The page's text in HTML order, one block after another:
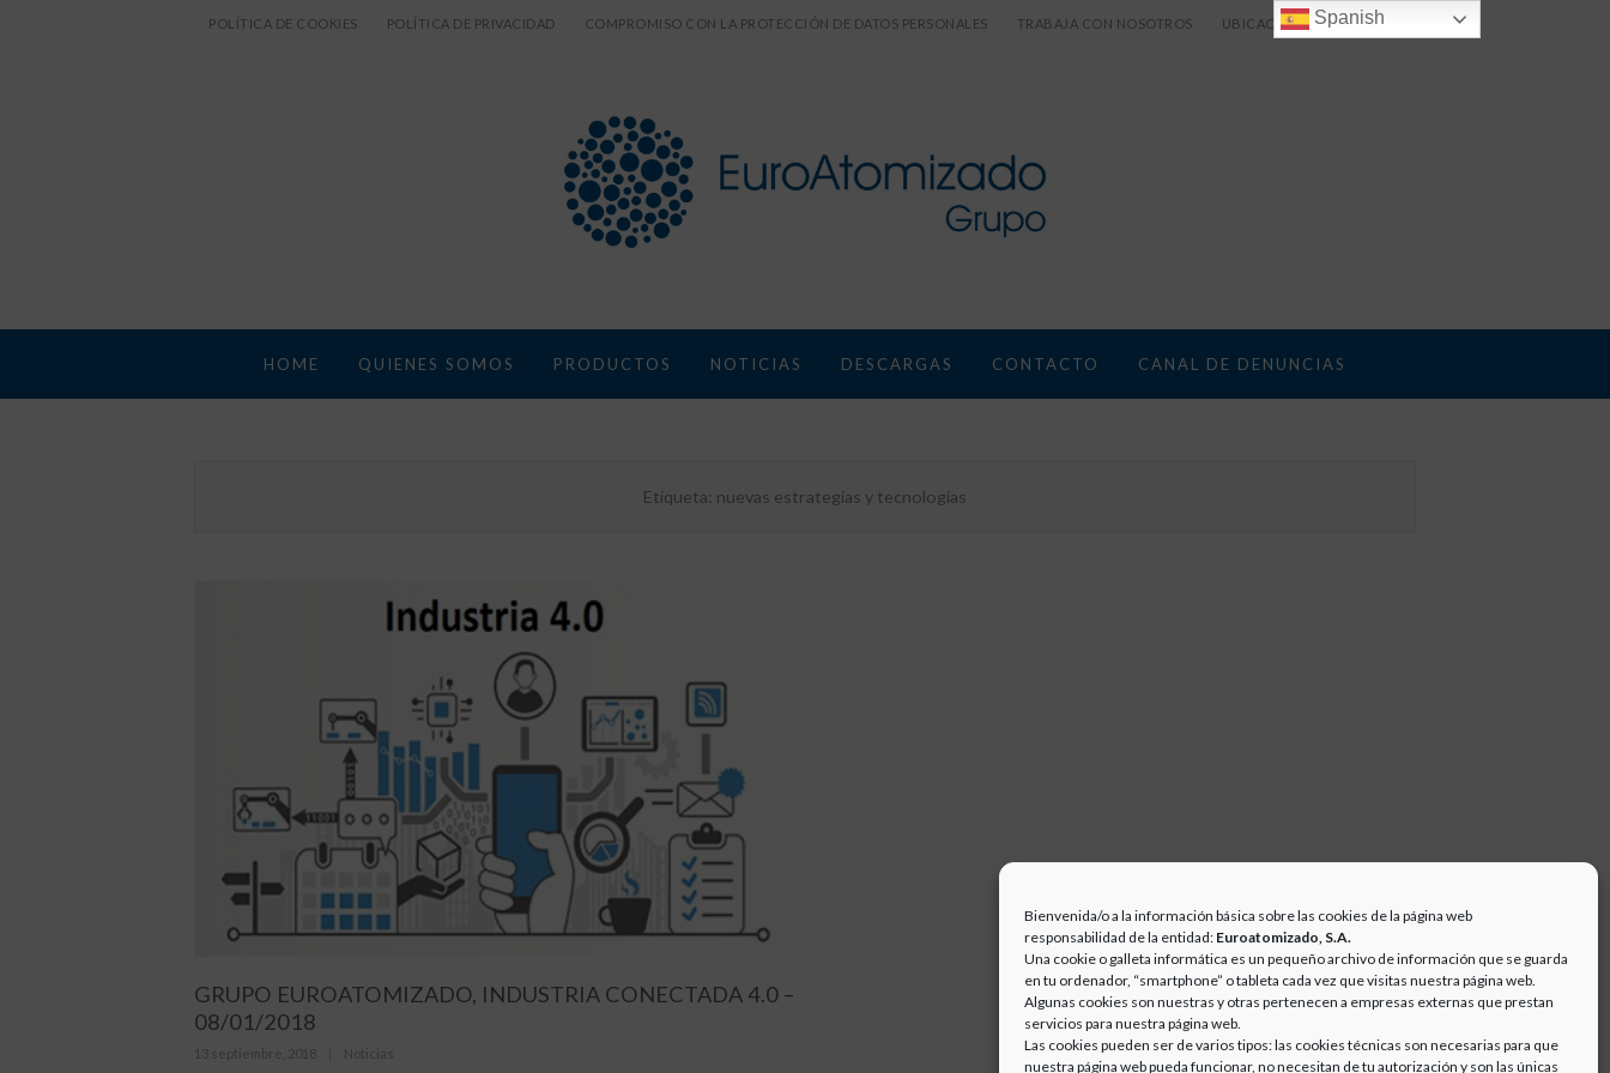
Bienvenida/o a la información básica sobre las cookies de la página web
responsabilidad de la entidad: Euroatomizado, S.A.
Una cookie o galleta informática es un pequeño archivo de información que se guarda
en tu ordenador, “smartphone” o tableta cada vez que visitas nuestra página web.
Algunas cookies son nuestras y otras pertenecen a empresas externas que prestan
servicios para nuestra página web.
Las cookies pueden ser de varios tipos: las cookies técnicas son necesarias para que
nuestra página web pueda funcionar, no necesitan de tu autorización y son las únicas
POLÍTICA DE COOKIES POLÍTICA DE PRIVACIDAD COMPROMISO CON LA PROTECCIÓN DE DATOS PERSONALES TRABAJA CON NOSOTROS UBICACIÓN
HOME QUIENES SOMOS PRODUCTOS NOTICIAS DESCARGAS CONTACTO CANAL DE DENUNCIAS
Etiqueta: nuevas estrategias y tecnologías
GRUPO EUROATOMIZADO, INDUSTRIA CONECTADA 4.0 –
08/01/2018
Posted
13 septiembre, 2018 Categories
Noticias
Spanish